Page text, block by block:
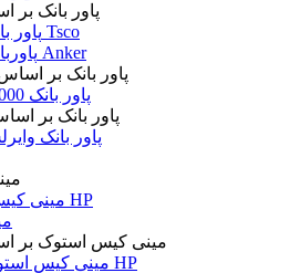
پاور بانک بر
پاور بانک Tsco
پاوربانک Anker
پاور بانک بر
پاور بانک 10000
پاور بانک بر
پاور بانک
مینی کیس استوک HP
مینی کیس استوک بر
مینی کیس استوک HP